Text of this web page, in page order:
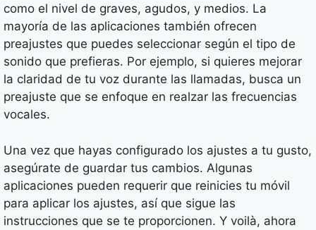
como el nivel de graves, agudos, y medios. La
mayoría de las aplicaciones también ofrecen
preajustes que puedes seleccionar según el tipo de
sonido que prefieras. Por ejemplo, si quieres mejorar
la claridad de tu voz durante las llamadas, busca un
preajuste que se enfoque en realzar las frecuencias
vocales.
Una vez que hayas configurado los ajustes a tu gusto,
asegúrate de guardar tus cambios. Algunas
aplicaciones pueden requerir que reinicies tu móvil
para aplicar los ajustes, así que sigue las
instrucciones que se te proporcionen. Y voilà, ahora